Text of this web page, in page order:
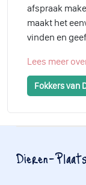
afspraak
maakt het
vinden en
Lees meer
Fokkers van
Dieren-Plaats